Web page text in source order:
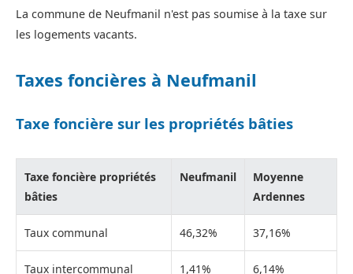
La commune de Neufmanil n'est pas soumise à la taxe sur
les logements vacants.
Taxes foncières à Neufmanil
Taxe foncière sur les propriétés bâties
Taxe foncière propriétés
bâties
Neufmanil
Moyenne
Ardennes
Taux communal 46,32% 37,16%
Taux intercommunal 1,41% 6,14%